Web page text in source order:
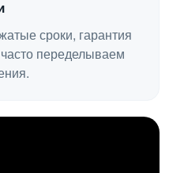
сроки, гарантия
переделываем